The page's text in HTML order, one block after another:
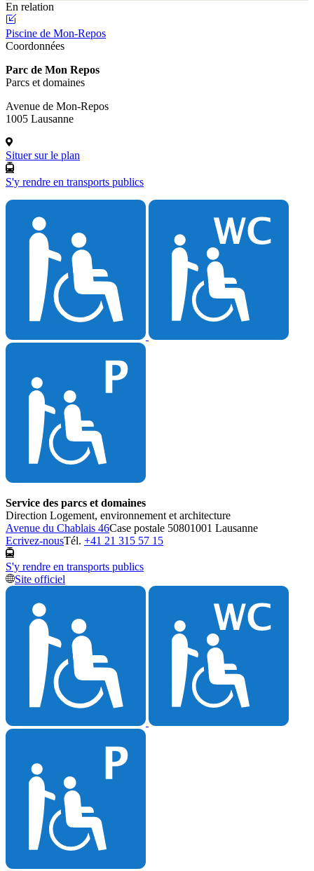
En relation
Piscine de Mon-Repos
Coordonnées
Parc de Mon Repos
Parcs et domaines
Avenue de Mon-Repos
1005 Lausanne
Situer sur le plan
S'y rendre en transports publics
Service des parcs et domaines
Direction Logement, environnement et architecture
Avenue du Chablais 46Case postale 50801001 Lausanne
Ecrivez-nousTél. +41 21 315 57 15
S'y rendre en transports publics
Site officiel